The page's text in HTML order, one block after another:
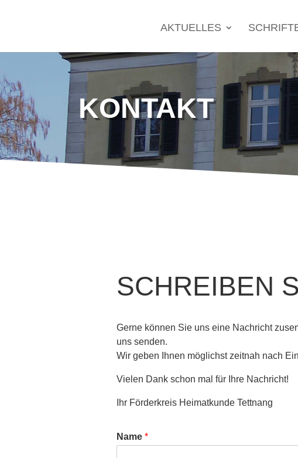
AKTUELLES
KONTAKT
SCHREIBEN
Gerne können Sie uns eine Nachricht
uns senden.
Wir geben Ihnen möglichst zeitnah nach
Vielen Dank schon mal für Ihre Nachricht!
Ihr Förderkreis Heimatkunde Tettnang
Name*